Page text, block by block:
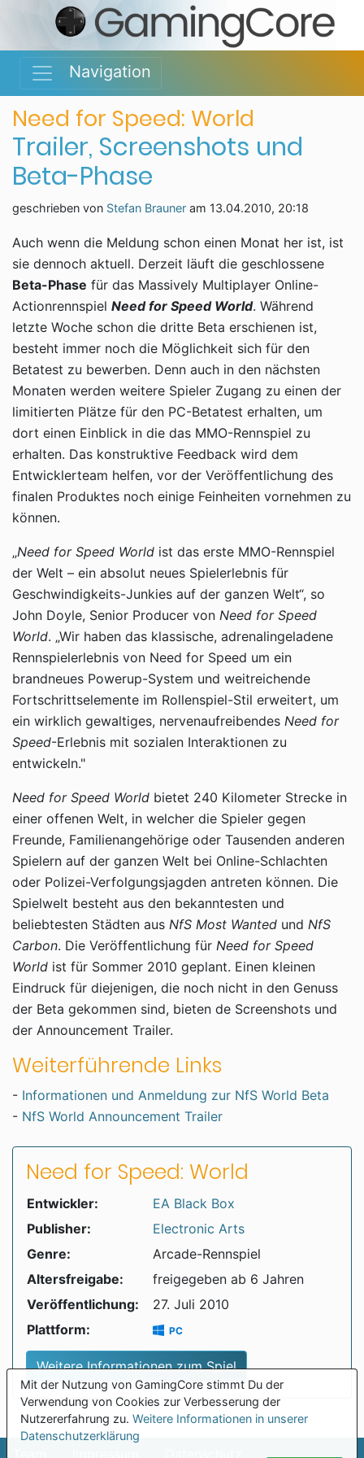
Mit der Nutzung von GamingCore stimmt Du der
Verwendung von Cookies zur Verbesserung der
Nutzererfahrung zu. Weitere Informationen in unserer
Datenschutzerklärung
Navigation
Need for Speed: World
Trailer, Screenshots und
Beta-Phase
geschrieben von Stefan Brauner am 13.04.2010, 20:18
Auch wenn die Meldung schon einen Monat her ist, ist
sie dennoch aktuell. Derzeit läuft die geschlossene
Beta-Phase für das Massively Multiplayer Online-
Actionrennspiel Need for Speed World. Während
letzte Woche schon die dritte Beta erschienen ist,
besteht immer noch die Möglichkeit sich für den
Betatest zu bewerben. Denn auch in den nächsten
Monaten werden weitere Spieler Zugang zu einen der
limitierten Plätze für den PC-Betatest erhalten, um
dort einen Einblick in die das MMO-Rennspiel zu
erhalten. Das konstruktive Feedback wird dem
Entwicklerteam helfen, vor der Veröffentlichung des
finalen Produktes noch einige Feinheiten vornehmen zu
können.
„Need for Speed World ist das erste MMO-Rennspiel
der Welt – ein absolut neues Spielerlebnis für
Geschwindigkeits-Junkies auf der ganzen Welt“, so
John Doyle, Senior Producer von Need for Speed
World. „Wir haben das klassische, adrenalingeladene
Rennspielerlebnis von Need for Speed um ein
brandneues Powerup-System und weitreichende
Fortschrittselemente im Rollenspiel-Stil erweitert, um
ein wirklich gewaltiges, nervenaufreibendes Need for
Speed-Erlebnis mit sozialen Interaktionen zu
entwickeln."
Need for Speed World bietet 240 Kilometer Strecke in
einer offenen Welt, in welcher die Spieler gegen
Freunde, Familienangehörige oder Tausenden anderen
Spielern auf der ganzen Welt bei Online-Schlachten
oder Polizei-Verfolgungsjagden antreten können. Die
Spielwelt besteht aus den bekanntesten und
beliebtesten Städten aus NfS Most Wanted und NfS
Carbon. Die Veröffentlichung für Need for Speed
World ist für Sommer 2010 geplant. Einen kleinen
Eindruck für diejenigen, die noch nicht in den Genuss
der Beta gekommen sind, bieten de Screenshots und
der Announcement Trailer.
Weiterführende Links
- Informationen und Anmeldung zur NfS World Beta
- NfS World Announcement Trailer
Need for Speed: World
Entwickler:
EA Black Box
Publisher:
Electronic Arts
Genre:
Arcade-Rennspiel
Altersfreigabe:
freigegeben ab 6 Jahren
Veröffentlichung:
27. Juli 2010
Plattform:
PC
Weitere Informationen zum Spiel